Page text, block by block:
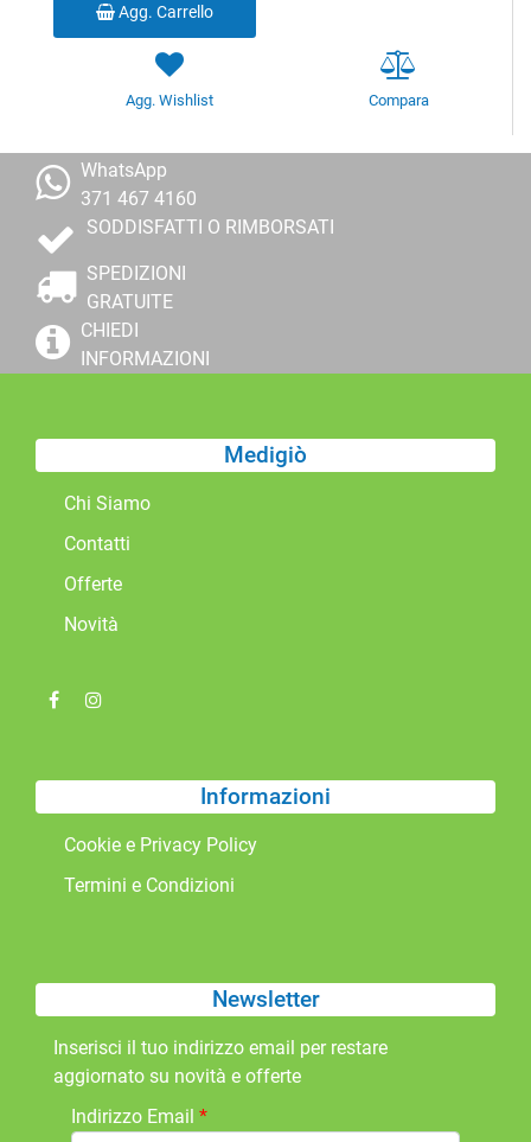
Agg. Carrello
Agg. Wishlist Compara
WhatsApp
371 467 4160
SODDISFATTI O RIMBORSATI
SPEDIZIONI
GRATUITE
CHIEDI
INFORMAZIONI
Medigiò
Chi Siamo
Contatti
Offerte
Novità
Informazioni
Cookie e Privacy Policy
Termini e Condizioni
Newsletter
Inserisci il tuo indirizzo email per restare
aggiornato su novità e offerte
Indirizzo Email *